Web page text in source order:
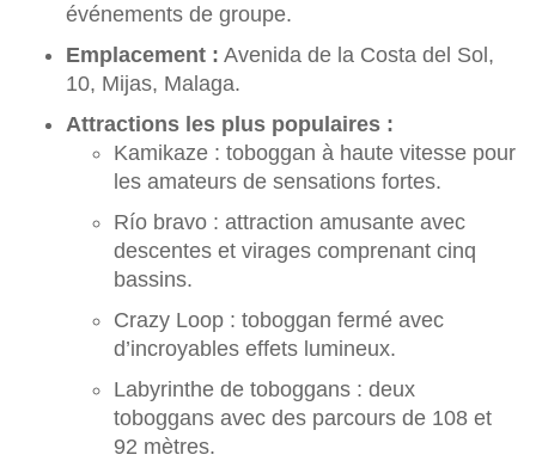
événements de groupe.
Emplacement : Avenida de la Costa del Sol,
10, Mijas, Malaga.
Attractions les plus populaires :
Kamikaze : toboggan à haute vitesse pour
les amateurs de sensations fortes.
Río bravo : attraction amusante avec
descentes et virages comprenant cinq
bassins.
Crazy Loop : toboggan fermé avec
d’incroyables effets lumineux.
Labyrinthe de toboggans : deux
toboggans avec des parcours de 108 et
92 mètres.